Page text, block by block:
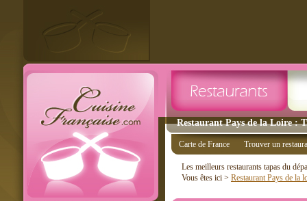
Restaurant Pays de la Loire :
Carte de France Trouver un
Les meilleurs restaurants tapas du
Vous êtes ici > Restaurant Pays de la